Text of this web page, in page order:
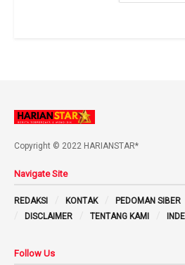
Copyright © 2022 HARIANSTAR*
Navigate Site
REDAKSI KONTAK PEDOMAN SIBER
DISCLAIMER
TENTANG KAMI
Follow Us